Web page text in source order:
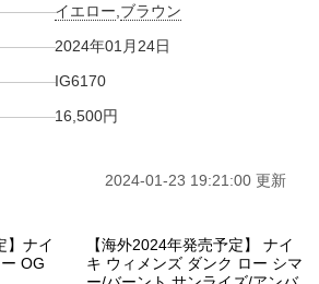
イエロー ブラウン
2024年01月24日
IG6170
16,500円
2024-01-23 19:21:00 更新
】ナイ
OG
【海外2024年発売予定】 ナイ
キ ウィメンズ ダンク ロー シマ